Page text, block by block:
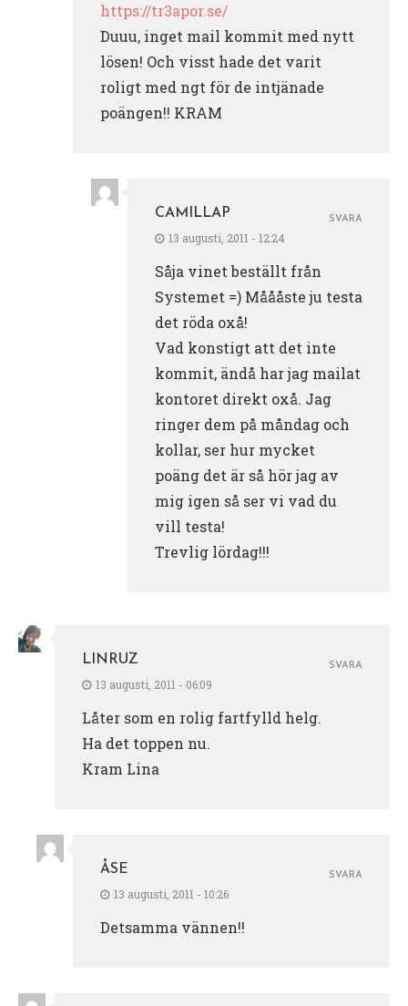
https://tr3apor.se/
Duuu, inget mail kommit med nytt
lösen! Och visst hade det varit
roligt med ngt för de intjänade
poängen!! KRAM
CAMILLAP
13 augusti, 2011 - 12:24
Såja vinet beställt från
Systemet =) Måååste ju testa
det röda oxå!
Vad konstigt att det inte
kommit, ändå har jag mailat
kontoret direkt oxå. Jag
ringer dem på måndag och
kollar, ser hur mycket
poäng det är så hör jag av
mig igen så ser vi vad du
vill testa!
Trevlig lördag!!!
SVARA
LINRUZ
13 augusti, 2011 - 06:09
Låter som en rolig fartfylld helg.
Ha det toppen nu.
Kram Lina
SVARA
ÅSE
13 augusti, 2011 - 10:26
Detsamma vännen!!
SVARA